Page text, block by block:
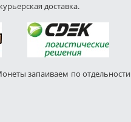
доставка.
запаиваем по отдельности